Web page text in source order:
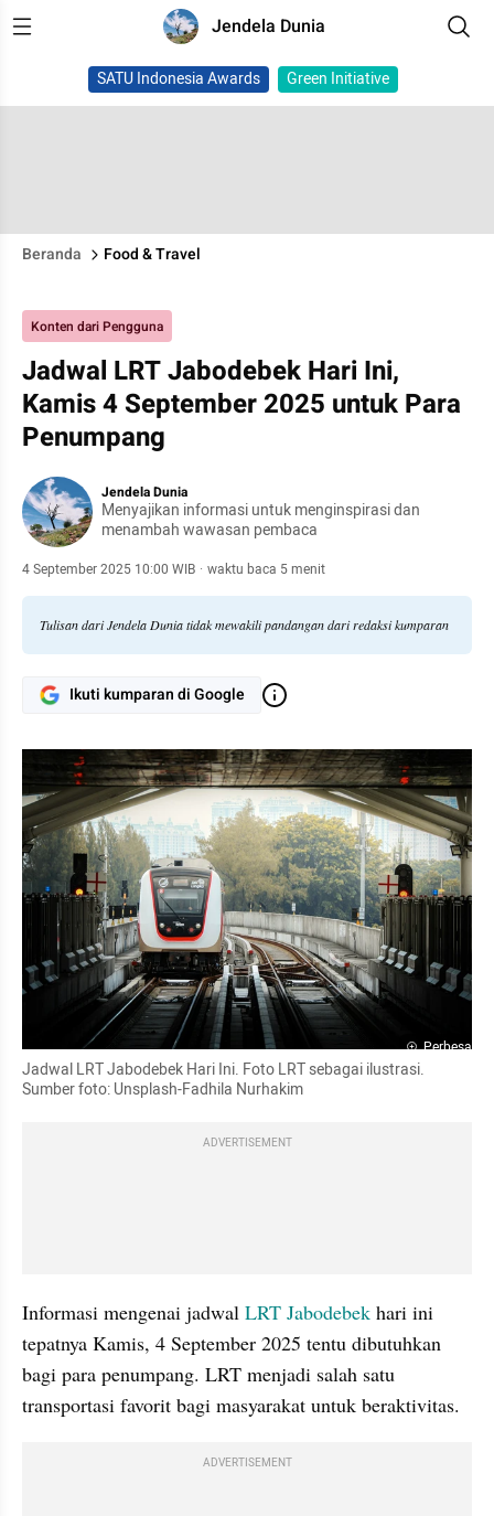
Jendela Dunia
SATU Indonesia Awards Green Initiative
Beranda Food & Travel
Konten dari Pengguna
Jadwal LRT Jabodebek Hari Ini,
Kamis 4 September 2025 untuk Para
Penumpang
Jendela Dunia
Menyajikan informasi untuk menginspirasi dan
menambah wawasan pembaca
4 September 2025 10:00 WIB · waktu baca 5 menit
Tulisan dari Jendela Dunia tidak mewakili pandangan dari redaksi kumparan
Ikuti kumparan di Google
Perbesar
Jadwal LRT Jabodebek Hari Ini. Foto LRT sebagai ilustrasi.
Sumber foto: Unsplash-Fadhila Nurhakim
ADVERTISEMENT
Informasi mengenai jadwal LRT Jabodebek hari ini
tepatnya Kamis, 4 September 2025 tentu dibutuhkan
bagi para penumpang. LRT menjadi salah satu
transportasi favorit bagi masyarakat untuk beraktivitas.
ADVERTISEMENT